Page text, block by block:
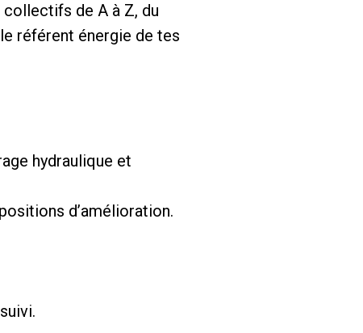
de A à Z, du
référent énergie de tes
hydraulique et
d’amélioration.